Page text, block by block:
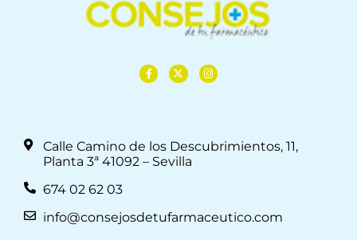
Calle Camino de los Descubrimientos, 11,
Planta 3ª 41092 – Sevilla
674 02 62 03
info@consejosdetufarmaceutico.com